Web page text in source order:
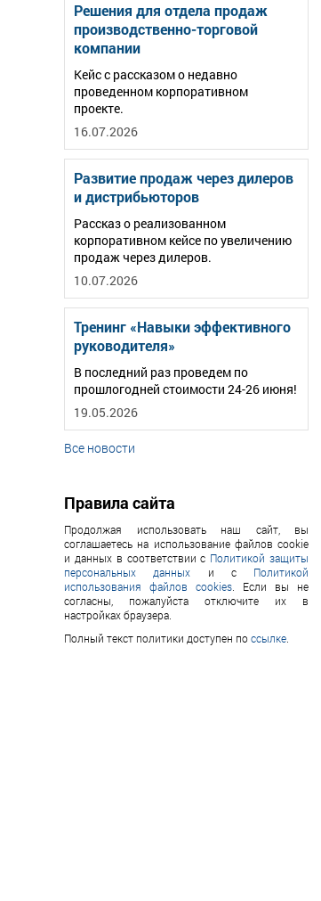
Решения для отдела продаж
производственно-торговой
компании
Кейс с рассказом о недавно
проведенном корпоративном
проекте.
16.07.2026
Развитие продаж через дилеров
и дистрибьюторов
Рассказ о реализованном
корпоративном кейсе по увеличению
продаж через дилеров.
10.07.2026
Тренинг «Навыки эффективного
руководителя»
В последний раз проведем по
прошлогодней стоимости 24-26 июня!
19.05.2026
Все новости
Правила сайта
Продолжая использовать наш сайт, вы
соглашаетесь на использование файлов cookie
и данных в соответствии с Политикой защиты
персональных данных и с Политикой
использования файлов cookies . Если вы не
согласны, пожалуйста отключите их в
настройках браузера.
Полный текст политики доступен поссылке